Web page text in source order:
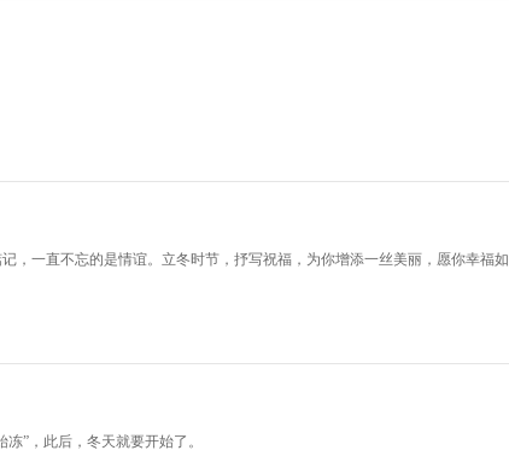
，一直不忘的是情谊。立冬时节，抒写祝福，为你增添一丝美丽，愿你幸福如
”，此后，冬天就要开始了。